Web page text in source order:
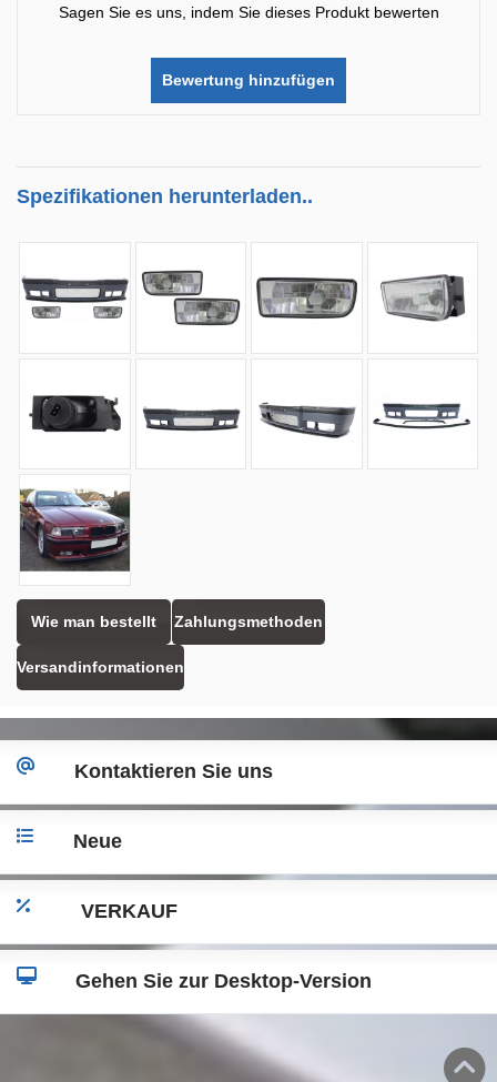
Sagen Sie es uns, indem Sie dieses Produkt bewerten
Bewertung hinzufügen
Spezifikationen herunterladen..
Wie man bestellt Zahlungsmethoden
Versandinformationen
Kontaktieren Sie uns
Neue
VERKAUF
Gehen Sie zur Desktop-Version